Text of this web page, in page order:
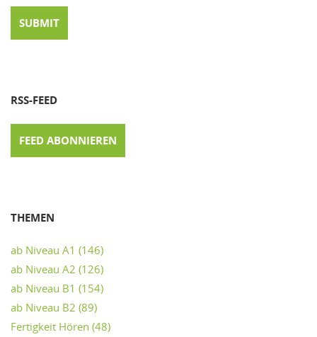
RSS-FEED
FEED ABONNIEREN
THEMEN
ab Niveau A1 (146)
ab Niveau A2 (126)
ab Niveau B1 (154)
ab Niveau B2 (89)
Fertigkeit Hören (48)